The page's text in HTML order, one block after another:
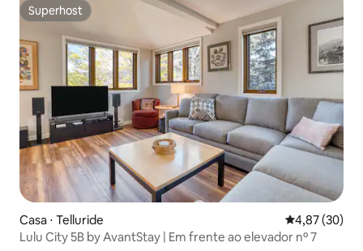
Superhost
Superhost
Casa ⋅ Telluride 4,87 de uma
4,87 (30)
Lulu City 5B by AvantStay | Em frente ao elevador nº 7